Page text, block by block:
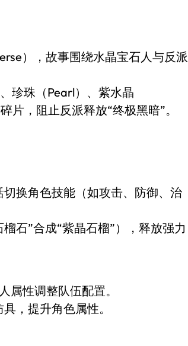
），故事围绕水晶宝石人与反派
珍珠（Pearl）、紫水晶
片，阻止反派释放“终极黑暗”。
换角色技能（如攻击、防御、治
石”合成“紫晶石榴”），释放强力
属性调整队伍配置。
，提升角色属性。